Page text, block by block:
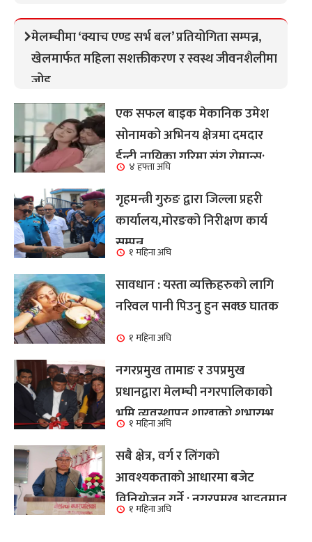
मेलम्चीमा ‘क्याच एण्ड सर्भ बल’ प्रतियोगिता सम्पन्न,
खेलमार्फत महिला सशक्तीकरण र स्वस्थ जीवनशैलीमा
जोड
एक सफल बाइक मेकानिक उमेश
सोनामको अभिनय क्षेत्रमा दमदार
ईन्ट्री,नायिका गरिमा संग रोमान्स:
हेर्नुहोस भिडियो ।
४ हफ्ता अघि
गृहमन्त्री गुरुङ द्वारा जिल्ला प्रहरी
कार्यालय,मोरङको निरीक्षण कार्य
सम्पन्न१ महिना अघि
सावधान : यस्ता व्यक्तिहरुको लागि
नरिवल पानी पिउनु हुन सक्छ घातक
१ महिना अघि
नगरप्रमुख तामाङ र उपप्रमुख
प्रधानद्वारा मेलम्ची नगरपालिकाको
भूमि व्यवस्थापन शाखाको शुभारम्भ
कार्य सम्पन्न
१ महिना अघि
सबै क्षेत्र, वर्ग र लिंगकाे
आवश्यकताकाे आधारमा बजेट
विनियाेजन गर्ने : नगरप्रमुख आइतमान
तामाङ
१ महिना अघि